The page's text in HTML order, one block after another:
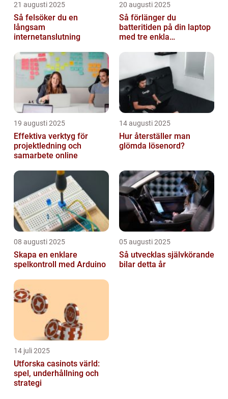
21 augusti 2025
Så felsöker du en
långsam
internetanslutning
20 augusti 2025
Så förlänger du
batteritiden på din laptop
med tre enkla
19 augusti 2025
Effektiva verktyg för
projektledning och
samarbete online
14 augusti 2025
Hur återställer man
glömda lösenord?
08 augusti 2025
Skapa en enklare
spelkontroll med Arduino
05 augusti 2025
Så utvecklas självkörande
bilar detta år
14 juli 2025
Utforska casinots värld:
spel, underhållning och
strategi